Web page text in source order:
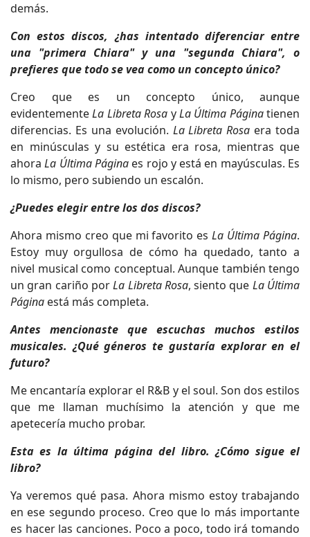
demás.
Con estos discos, ¿has intentado diferenciar entre
una "primera Chiara" y una "segunda Chiara", o
prefieres que todo se vea como un concepto único?
Creo que es un concepto único, aunque
evidentementeLa Libreta Rosa yLa Última Páginatienen
diferencias. Es una evolución. La Libreta Rosa era toda
en minúsculas y su estética era rosa, mientras que
ahoraLa Última Páginaes rojo y está en mayúsculas. Es
lo mismo, pero subiendo un escalón.
¿Puedes elegir entre los dos discos?
Ahora mismo creo que mi favorito esLa Última Página.
Estoy muy orgullosa de cómo ha quedado, tanto a
nivel musical como conceptual. Aunque también tengo
un gran cariño porLa Libreta Rosa, siento que La Última
Página está más completa.
Antes mencionaste que escuchas muchos estilos
musicales. ¿Qué géneros te gustaría explorar en el
futuro?
Me encantaría explorar el R&B y el soul. Son dos estilos
que me llaman muchísimo la atención y que me
apetecería mucho probar.
Esta es la última página del libro. ¿Cómo sigue el
libro?
Ya veremos qué pasa. Ahora mismo estoy trabajando
en ese segundo proceso. Creo que lo más importante
es hacer las canciones. Poco a poco, todo irá tomando